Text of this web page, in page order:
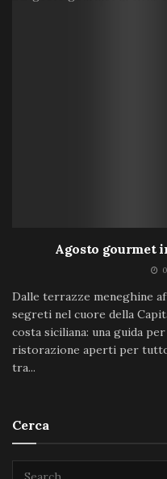
Agosto gourmet
Dalle terrazze meneghine
segreti nel cuore della
costa siciliana: una guida
ristorazione aperti per
tra...
Cerca